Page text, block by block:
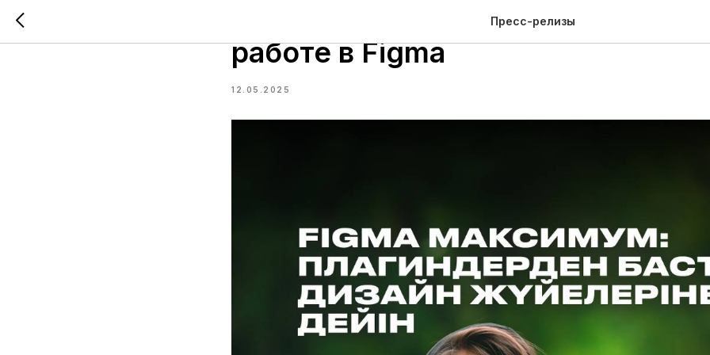
Пресс-релизы
UX/UI-дизайнер проведет
работе в Figma
12.05.2025